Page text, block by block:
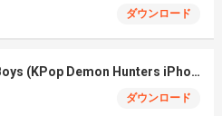
ダウンロード
Your Idol – Saja Boys (KPop Demon Hunters iPhone)
ダウンロード